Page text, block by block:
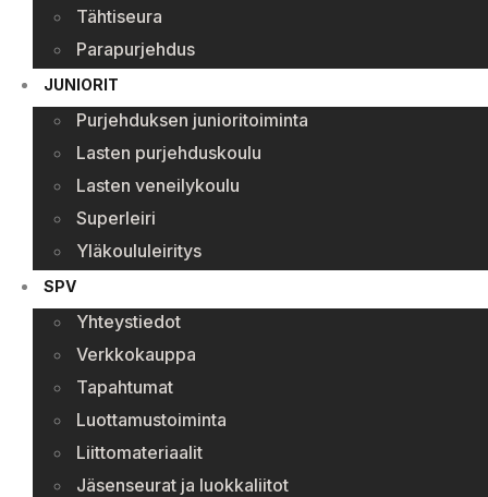
Tähtiseura
Parapurjehdus
JUNIORIT
Purjehduksen junioritoiminta
Lasten purjehduskoulu
Lasten veneilykoulu
Superleiri
Yläkoululeiritys
SPV
Yhteystiedot
Verkkokauppa
Tapahtumat
Luottamustoiminta
Liittomateriaalit
Jäsenseurat ja luokkaliitot